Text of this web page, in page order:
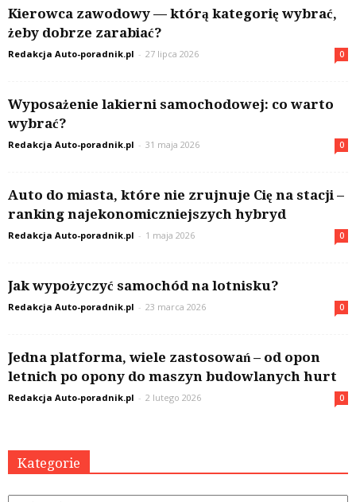
Kierowca zawodowy — którą kategorię wybrać,
żeby dobrze zarabiać?
Redakcja Auto-poradnik.pl - 27 lipca 2026 0
Wyposażenie lakierni samochodowej: co warto
wybrać?
Redakcja Auto-poradnik.pl - 31 maja 2026 0
Auto do miasta, które nie zrujnuje Cię na stacji –
ranking najekonomiczniejszych hybryd
Redakcja Auto-poradnik.pl - 1 maja 2026 0
Jak wypożyczyć samochód na lotnisku?
Redakcja Auto-poradnik.pl - 23 marca 2026 0
Jedna platforma, wiele zastosowań – od opon
letnich po opony do maszyn budowlanych hurt
Redakcja Auto-poradnik.pl - 2 lutego 2026 0
Kategorie
Kategorie